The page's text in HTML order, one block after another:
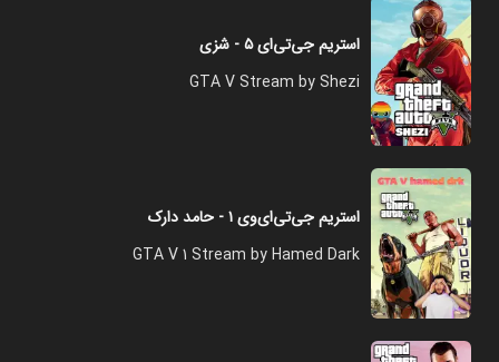
استریم جی‌تی‌ای ۵ - شزی
GTA V Stream by Shezi
استریم جی‌تی‌ای‌وی ۱ - حامد دارک
GTA V 1 Stream by Hamed Dark